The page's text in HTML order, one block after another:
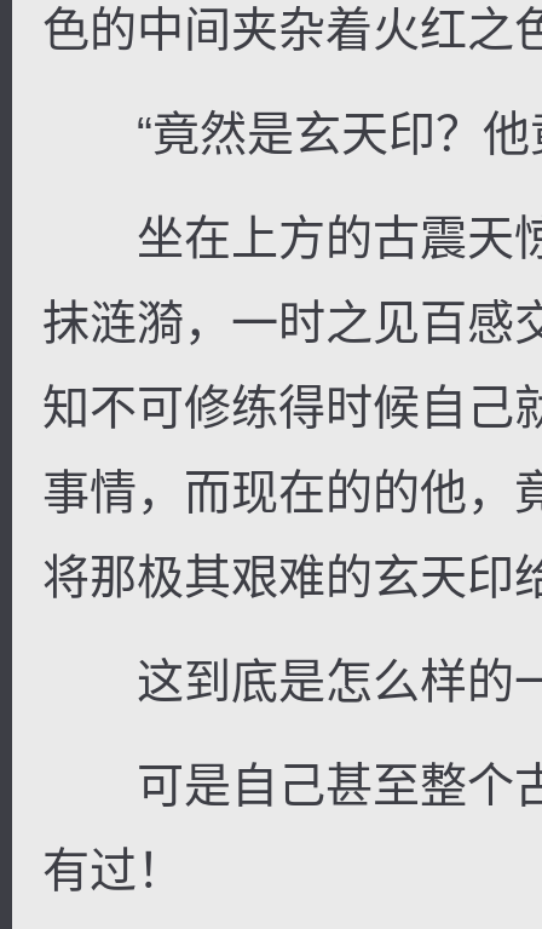
色的中间夹杂着火红之
“竟然是玄天印？他
坐在上方的古震天
抹涟漪，一时之见百感
知不可修练得时候自己
事情，而现在的的他，
将那极其艰难的玄天印
这到底是怎么样的
可是自己甚至整个
有过！